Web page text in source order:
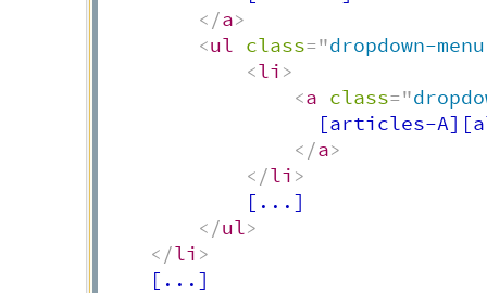
</a>
<ul class="dropdown-
<li >
<a class="
[articles-
</a>
</li >
            [...]
</ul>
</li >